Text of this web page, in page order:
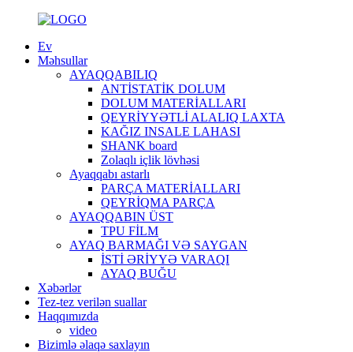
Ev
Məhsullar
AYAQQABILIQ
ANTİSTATİK DOLUM
DOLUM MATERİALLARI
QEYRİYYƏTLİ ALALIQ LAXTA
KAĞIZ INSALE LAHASI
SHANK board
Zolaqlı içlik lövhəsi
Ayaqqabı astarlı
PARÇA MATERİALLARI
QEYRİQMA PARÇA
AYAQQABIN ÜST
TPU FİLM
AYAQ BARMAĞI VƏ SAYGAN
İSTİ ƏRİYYƏ VARAQI
AYAQ BUĞU
Xəbərlər
Tez-tez verilən suallar
Haqqımızda
video
Bizimlə əlaqə saxlayın